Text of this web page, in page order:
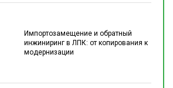
Импортозамещение и обратный
инжиниринг в ЛПК: от копирования к
модернизации